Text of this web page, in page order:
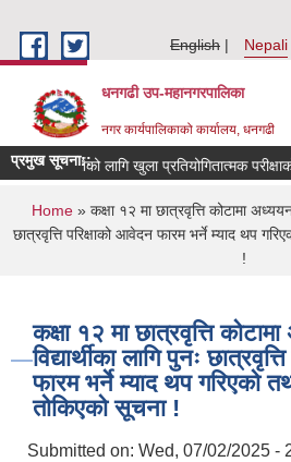
English
Nepali
धनगढी उप-महानगरपालिका
नगर कार्यपालिकाको कार्यालय, धनगढी
प्रमुख सूचना::
पदपूर्तिको लागि खुला प्रतियोगितात्मक परीक्षाको
You are here
Home » कक्षा १२ मा छात्रवृत्ति कोटामा अध्ययन
छात्रवृत्ति परिक्षाको आवेदन फारम भर्ने म्याद थप
!
कक्षा १२ मा छात्रवृत्ति
विद्यार्थीका लागि पुनः
फारम भर्ने म्याद थप गरिएको
तोकिएको सूचना !
Submitted on: Wed, 07/02/2025 -